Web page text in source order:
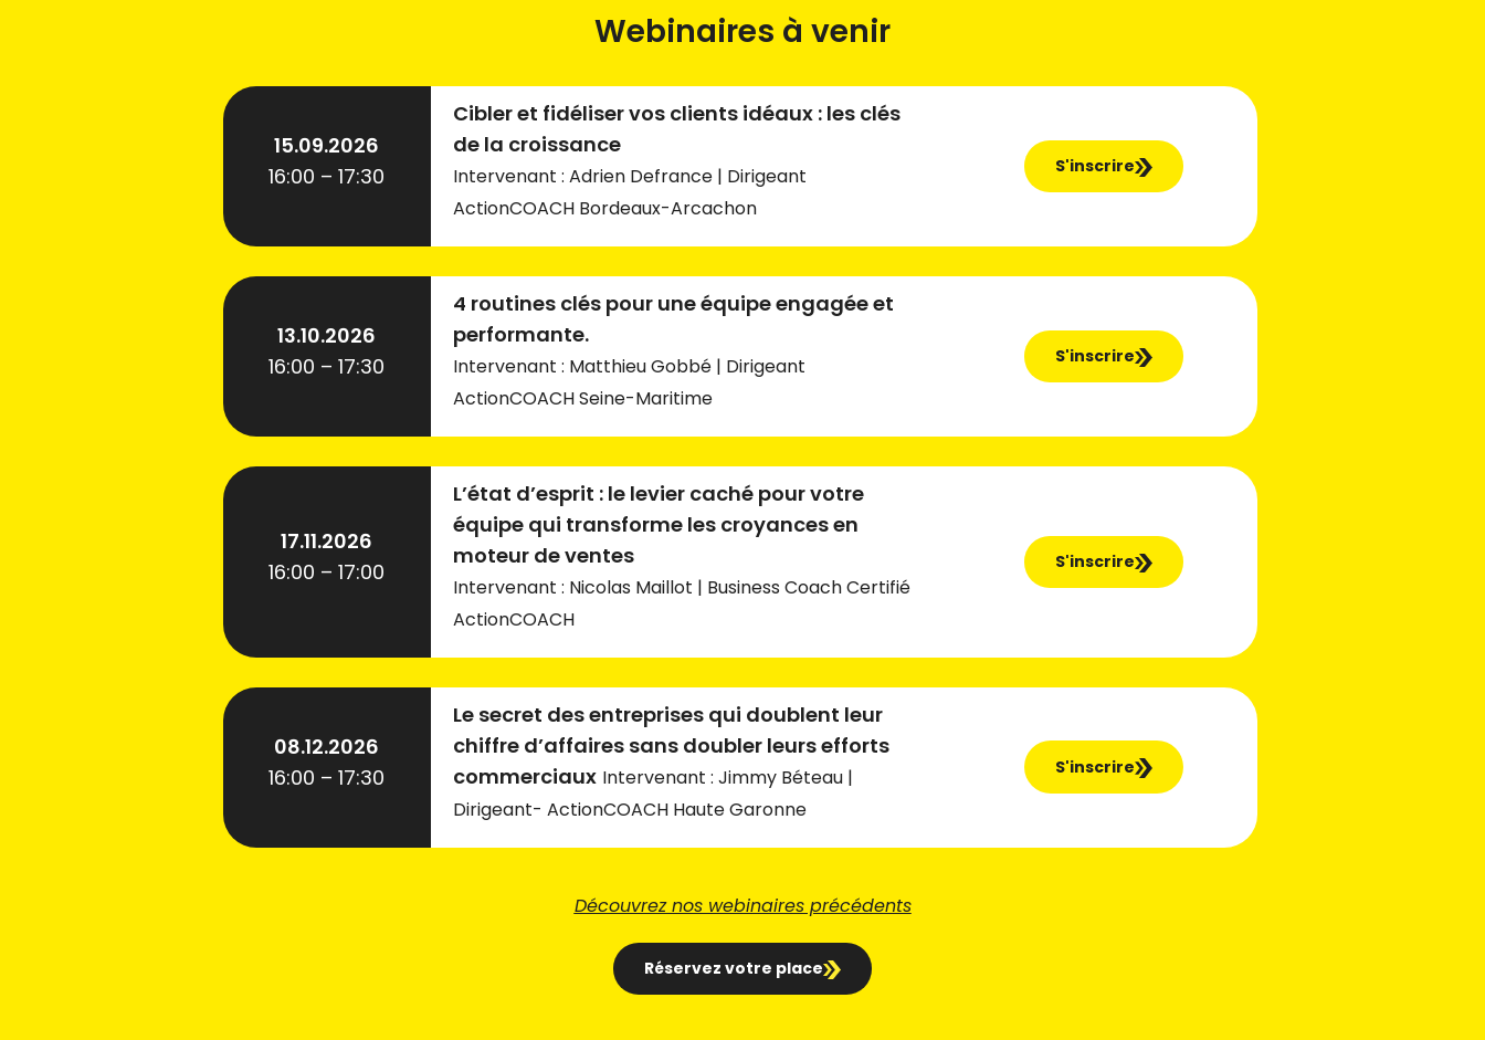
Webinaires à venir
15.09.2026
16:00 – 17:30
Cibler et fidéliser vos clients idéaux : les clés
de la croissance
Intervenant : Adrien Defrance | Dirigeant
ActionCOACH Bordeaux-Arcachon
S'inscrire
13.10.2026
16:00 – 17:30
4 routines clés pour une équipe engagée et
performante.
Intervenant : Matthieu Gobbé | Dirigeant
ActionCOACH Seine-Maritime
S'inscrire
17.11.2026
16:00 – 17:00
L’état d’esprit : le levier caché pour votre
équipe qui transforme les croyances en
moteur de ventes
Intervenant : Nicolas Maillot | Business Coach Certifié
ActionCOACH
S'inscrire
08.12.2026
16:00 – 17:30
Le secret des entreprises qui doublent leur
chiffre d’affaires sans doubler leurs efforts
commerciaux Intervenant : Jimmy Béteau |
Dirigeant- ActionCOACH Haute Garonne
S'inscrire
Découvrez nos webinaires précédents
Réservez votre place